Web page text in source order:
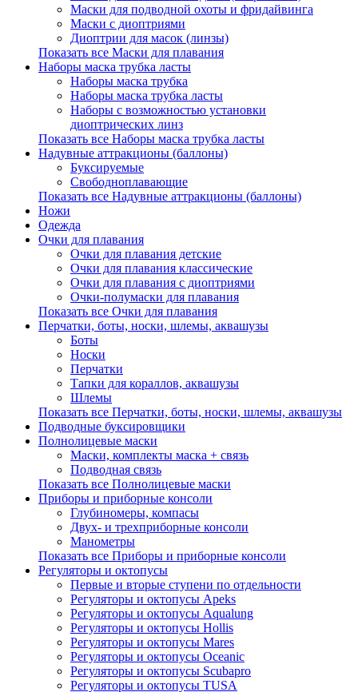
Маски для подводной охоты и фридайвинга
Маски с диоптриями
Диоптрии для масок (линзы)
Показать все Маски для плавания
Наборы маска трубка ласты
Наборы маска трубка
Наборы маска трубка ласты
Наборы с возможностью установки
диоптрических линз
Показать все Наборы маска трубка ласты
Надувные аттракционы (баллоны)
Буксируемые
Свободноплавающие
Показать все Надувные аттракционы (баллоны)
Ножи
Одежда
Очки для плавания
Очки для плавания детские
Очки для плавания классические
Очки для плавания с диоптриями
Очки-полумаски для плавания
Показать все Очки для плавания
Перчатки, боты, носки, шлемы, аквашузы
Боты
Носки
Перчатки
Тапки для кораллов, аквашузы
Шлемы
Показать все Перчатки, боты, носки, шлемы, аквашузы
Подводные буксировщики
Полнолицевые маски
Маски, комплекты маска + связь
Подводная связь
Показать все Полнолицевые маски
Приборы и приборные консоли
Глубиномеры, компасы
Двух- и трехприборные консоли
Манометры
Показать все Приборы и приборные консоли
Регуляторы и октопусы
Первые и вторые ступени по отдельности
Регуляторы и октопусы Apeks
Регуляторы и октопусы Aqualung
Регуляторы и октопусы Hollis
Регуляторы и октопусы Mares
Регуляторы и октопусы Oceanic
Регуляторы и октопусы Scubapro
Регуляторы и октопусы TUSA